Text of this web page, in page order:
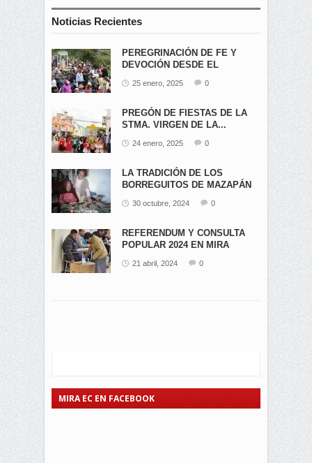
Noticias Recientes
PEREGRINACIÓN DE FE Y
DEVOCIÓN DESDE EL
25 enero, 2025 0
PREGÓN DE FIESTAS DE LA
STMA. VIRGEN DE LA...
24 enero, 2025 0
LA TRADICIÓN DE LOS
BORREGUITOS DE MAZAPÁN
30 octubre, 2024 0
REFERENDUM Y CONSULTA
POPULAR 2024 EN MIRA
21 abril, 2024 0
MIRA EC EN FACEBOOK